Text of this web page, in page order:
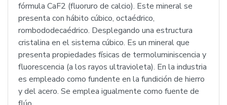
fórmula CaF2 (fluoruro de calcio). Este mineral se
presenta con hábito cúbico, octaédrico,
rombododecaédrico. Desplegando una estructura
cristalina en el sistema cúbico. Es un mineral que
presenta propiedades físicas de termoluminiscencia y
fluorescencia (a los rayos ultravioleta). En la industria
es empleado como fundente en la fundición de hierro
y del acero. Se emplea igualmente como fuente de